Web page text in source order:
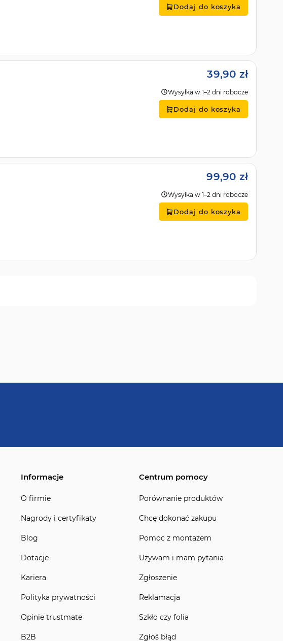
Dodaj do koszyka
39,90 zł
Wysyłka w 1–2 dni robocze
Dodaj do koszyka
99,90 zł
Wysyłka w 1–2 dni robocze
Dodaj do koszyka
Informacje
O firmie
Nagrody i certyfikaty
Blog
Dotacje
Kariera
Polityka prywatności
Opinie trustmate
B2B
Centrum pomocy
Porównanie produktów
Chcę dokonać zakupu
Pomoc z montażem
Używam i mam pytania
Zgłoszenie
Reklamacja
Szkło czy folia
Zgłoś błąd